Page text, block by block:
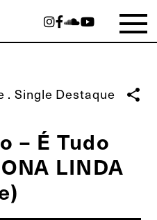
.Single Destaque
share
– É Tudo
LINDA